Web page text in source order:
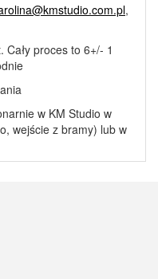
,
Cały proces to 6+/- 1
w KM Studio w
wejście z bramy) lub w